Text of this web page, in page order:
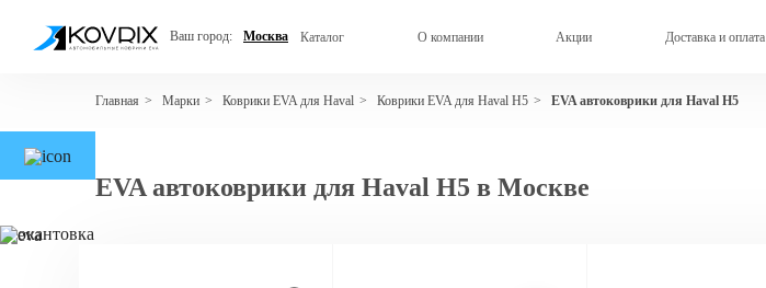
Ваш город: Москва Каталог О компании Акции Доставка и оплата
Главная > Марки > Коврики EVA для Haval > Коврики EVA для Haval H5 > EVA автоковрики для Haval H5
EVA автоковрики для Haval H5 в Москве